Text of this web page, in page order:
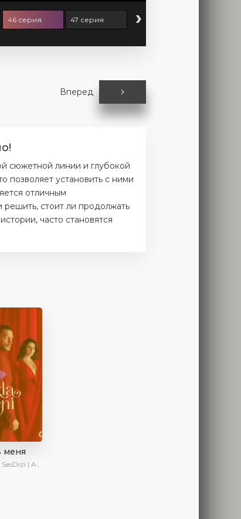
46 серия 47 серия ›
Вперед
сюжетной линии и глубокой
позволяет установить с ними
отличным
решить, стоит ли продолжать
часто становятся
меня
| AlisaDirilis | Сериалы 2023